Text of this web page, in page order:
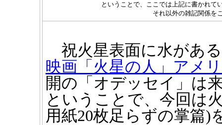
ということで、ここでは上記に書かれて
それ以外の雑記関係を
祝火星表面に水があ
映画「火星の人」アメ
開の「オデッセイ」は
ということで、今回は
用紙20枚足らずの掌篇)